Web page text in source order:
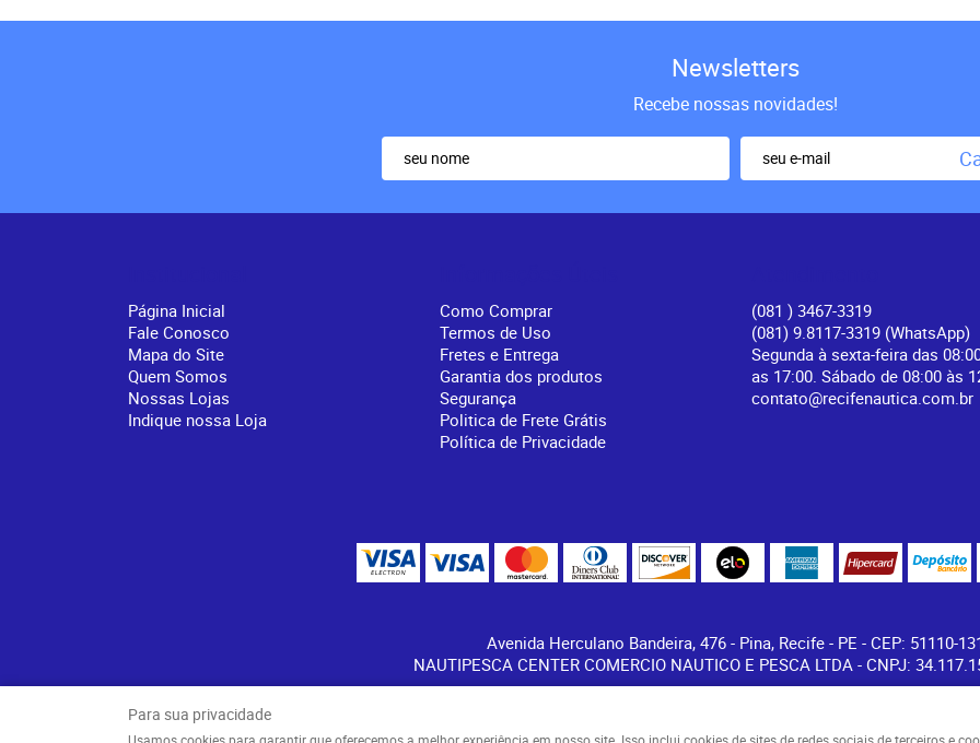
Newsletters
Recebe nossas novidades!
Página Inicial
Fale Conosco
Mapa do Site
Quem Somos
Nossas Lojas
Indique nossa Loja
Como Comprar
Termos de Uso
Fretes e Entrega
Garantia dos produtos
Segurança
Politica de Frete Grátis
Política de Privacidade
(081 ) 3467-3319
(081) 9.8117-3319 (WhatsApp)
Segunda à sexta-feira das
as 17:00. Sábado de 08:00 às
contato@recifenautica.com.br
Avenida Herculano Bandeira, 476- Pina, Recife- PE - CEP: 51110-
NAUTIPESCA CENTER COMERCIO NAUTICO E PESCA LTDA - CNPJ:
Para sua privacidade